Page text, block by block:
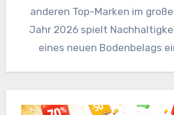
anderen Top-Marken im
Jahr 2026 spielt
eines neuen Bodenbelags